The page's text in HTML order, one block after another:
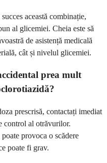
această combinație,
al glicemiei. Cheia este să
de asistență medicală
cât și nivelul glicemiei.
prea mult
prescrisă, contactați imediat
control al otrăvurilor.
provoca o scădere
poate fi grav.